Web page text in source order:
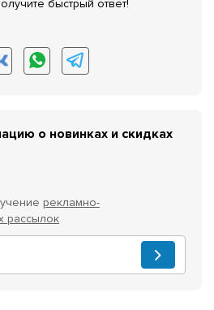
быстрый ответ!
о новинках и скидках
рекламно-
рассылок